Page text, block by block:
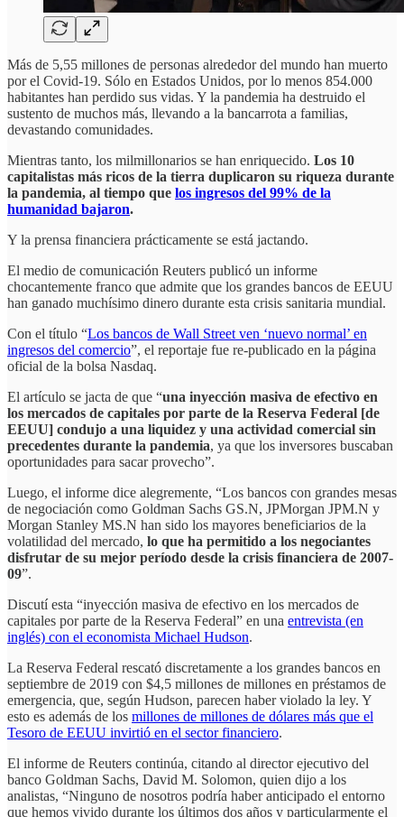
Más de 5,55 millones de personas alrededor del mundo han muerto
por el Covid-19. Sólo en Estados Unidos, por lo menos 854.000
habitantes han perdido sus vidas. Y la pandemia ha destruido el
sustento de muchos más, llevando a la bancarrota a familias,
devastando comunidades.
Mientras tanto, los milmillonarios se han enriquecido. Los 10
capitalistas más ricos de la tierra duplicaron su riqueza durante
la pandemia, al tiempo que los ingresos del 99% de la
humanidad bajaron.
Y la prensa financiera prácticamente se está jactando.
El medio de comunicación Reuters publicó un informe
chocantemente franco que admite que los grandes bancos de EEUU
han ganado muchísimo dinero durante esta crisis sanitaria mundial.
Con el título “Los bancos de Wall Street ven ‘nuevo normal’ en
ingresos del comercio”, el reportaje fue re-publicado en la página
oficial de la bolsa Nasdaq.
El artículo se jacta de que “una inyección masiva de efectivo en
los mercados de capitales por parte de la Reserva Federal [de
EEUU] condujo a una liquidez y una actividad comercial sin
precedentes durante la pandemia, ya que los inversores buscaban
oportunidades para sacar provecho”.
Luego, el informe dice alegremente, “Los bancos con grandes mesas
de negociación como Goldman Sachs GS.N, JPMorgan JPM.N y
Morgan Stanley MS.N han sido los mayores beneficiarios de la
volatilidad del mercado, lo que ha permitido a los negociantes
disfrutar de su mejor período desde la crisis financiera de 2007-
09”.
Discutí esta “inyección masiva de efectivo en los mercados de
capitales por parte de la Reserva Federal” en una entrevista (en
inglés) con el economista Michael Hudson.
La Reserva Federal rescató discretamente a los grandes bancos en
septiembre de 2019 con $4,5 millones de millones en préstamos de
emergencia, que, según Hudson, parecen haber violado la ley. Y
esto es además de los millones de millones de dólares más que el
Tesoro de EEUU invirtió en el sector financiero.
El informe de Reuters continúa, citando al director ejecutivo del
banco Goldman Sachs, David M. Solomon, quien dijo a los
analistas, “Ninguno de nosotros podría haber anticipado el entorno
que hemos vivido durante los últimos dos años y particularmente el